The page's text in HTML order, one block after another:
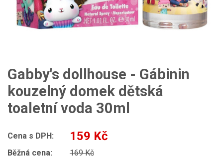
Gabby's dollhouse - Gábinin
kouzelný domek dětská
toaletní voda 30ml
Cena s DPH: 159 Kč
Běžná cena:
169 Kč